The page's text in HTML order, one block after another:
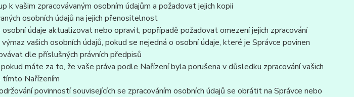
k vašim zpracovávaným osobním údajům a požadovat jejich kopii
osobních údajů na jejich přenositelnost
údaje aktualizovat nebo opravit, popřípadě požadovat omezení jejich zpracování
vašich osobních údajů, pokud se nejedná o osobní údaje, které je Správce povinen
dle příslušných právních předpisů
pokud máte za to, že vaše práva podle Nařízení byla porušena v důsledku zpracování vašich
tímto Nařízením
povinností souvisejících se zpracováním osobních údajů se obrátit na Správce nebo